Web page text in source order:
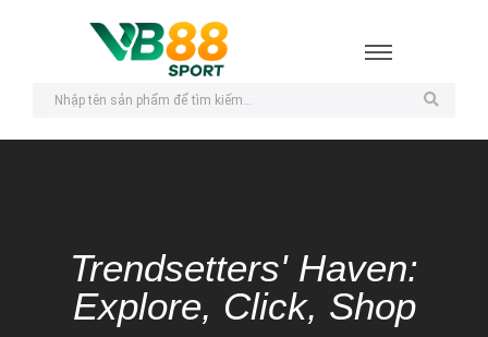
Trendsetters' Haven:
Explore, Click, Shop